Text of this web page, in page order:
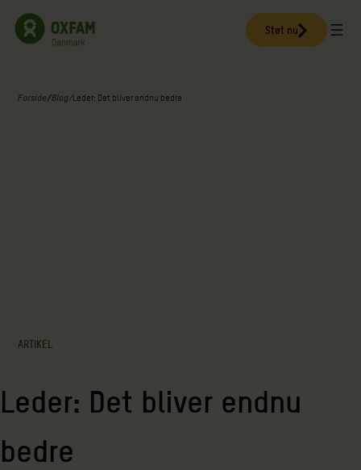
Spring
Støt nu
Forside/Blog/Leder: Det bliver endnu bedre
ARTIKEL
Leder: Det bliver endnu
bedre